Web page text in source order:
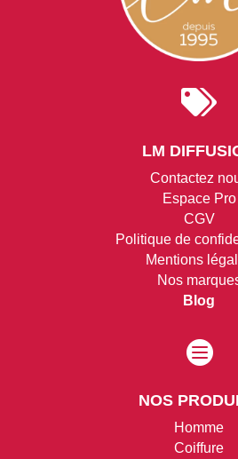

LM
Contactez
Espace Pro
CGV
Politique de
Mentions
Nos
Blog

NOS
Homme
Coiffure